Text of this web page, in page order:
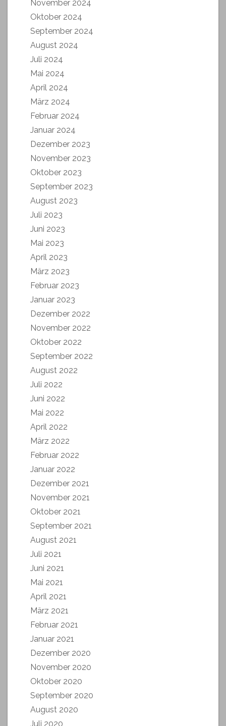
November 2024
Oktober 2024
September 2024
August 2024
Juli 2024
Mai 2024
April 2024
März 2024
Februar 2024
Januar 2024
Dezember 2023
November 2023
Oktober 2023
September 2023
August 2023
Juli 2023
Juni 2023
Mai 2023
April 2023
März 2023
Februar 2023
Januar 2023
Dezember 2022
November 2022
Oktober 2022
September 2022
August 2022
Juli 2022
Juni 2022
Mai 2022
April 2022
März 2022
Februar 2022
Januar 2022
Dezember 2021
November 2021
Oktober 2021
September 2021
August 2021
Juli 2021
Juni 2021
Mai 2021
April 2021
März 2021
Februar 2021
Januar 2021
Dezember 2020
November 2020
Oktober 2020
September 2020
August 2020
Juli 2020